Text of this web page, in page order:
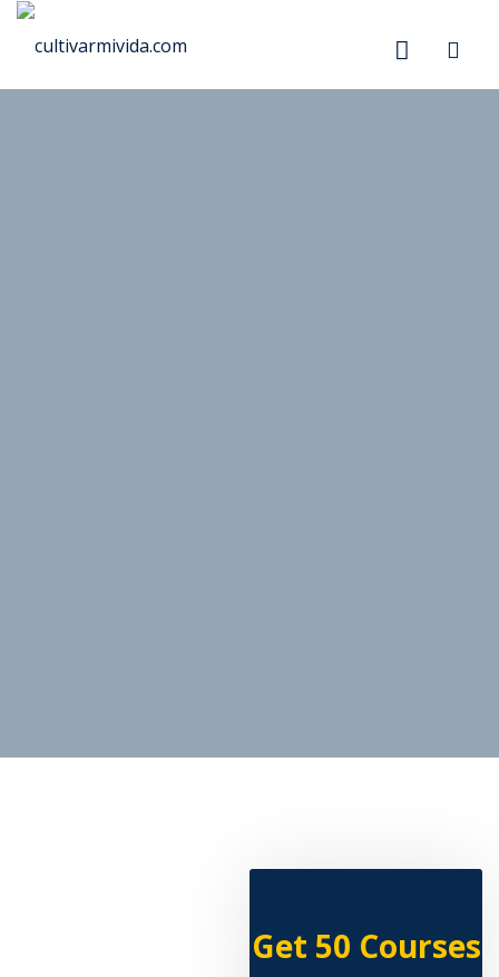
Get 50 Courses